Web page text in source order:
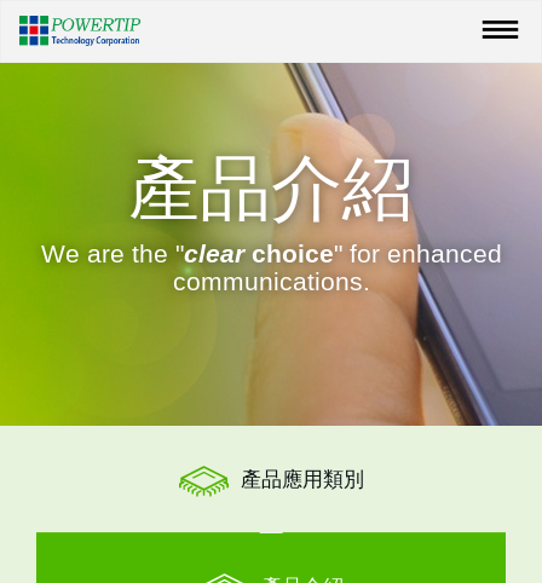
產品介紹
We are the "clearchoice" for enhanced
communications.
產品應用類別